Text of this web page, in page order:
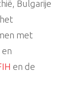
Bulgarije
met
en de